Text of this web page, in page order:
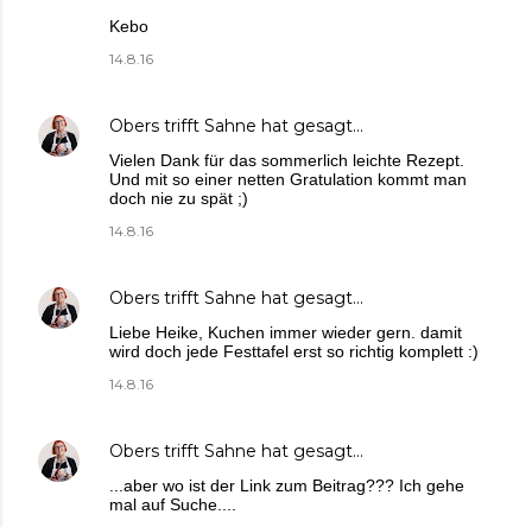
Kebo
14.8.16
Obers trifft Sahne hat gesagt…
Vielen Dank für das sommerlich leichte Rezept.
Und mit so einer netten Gratulation kommt man
doch nie zu spät ;)
14.8.16
Obers trifft Sahne hat gesagt…
Liebe Heike, Kuchen immer wieder gern. damit
wird doch jede Festtafel erst so richtig komplett :)
14.8.16
Obers trifft Sahne hat gesagt…
...aber wo ist der Link zum Beitrag??? Ich gehe
mal auf Suche....